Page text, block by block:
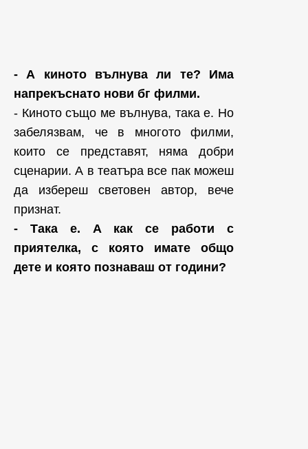
- А киното вълнува ли те? Има
напрекъснато нови бг филми.
- Киното също ме вълнува, така е. Но
забелязвам, че в многото филми,
които се представят, няма добри
сценарии. А в театъра все пак можеш
да избереш световен автор, вече
признат.
- Така е. А как се работи с
приятелка, с която имате общо
дете и която познаваш от години?